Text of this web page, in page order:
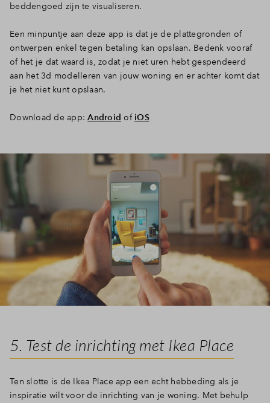
beddengoed zijn te visualiseren.
Een minpuntje aan deze app is dat je de plattegronden of
ontwerpen enkel tegen betaling kan opslaan. Bedenk vooraf
of het je dat waard is, zodat je niet uren hebt gespendeerd
aan het 3d modelleren van jouw woning en er achter komt dat
je het niet kunt opslaan.
Download de app:Android of iOS
5. Test de inrichting met Ikea Place
Ten slotte is de Ikea Place app een echt hebbeding als je
inspiratie wilt voor de inrichting van je woning. Met behulp